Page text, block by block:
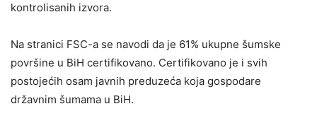
kontrolisanih izvora.
Na stranici FSC-a se navodi da je 61% ukupne šumske
površine u BiH certifikovano. Certifikovano je i svih
postojećih osam javnih preduzeća koja gospodare
državnim šumama u BiH.